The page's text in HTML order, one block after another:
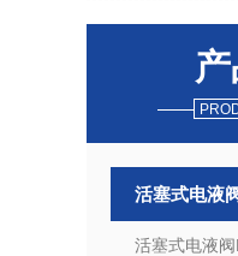
活塞式电液
活塞式电液